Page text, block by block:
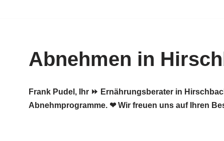
springenAbnehmen in
Frank Pudel, Ihr ⏩ Ernährungsberater in
Abnehmprogramme. ❤ Wir freuen uns auf Ihren